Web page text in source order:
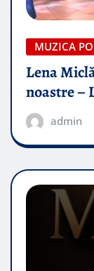
MUZICA
Lena
noastre –
admin